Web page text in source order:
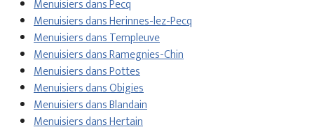
Menuisiers dans Pecq
Menuisiers dans Herinnes-lez-Pecq
Menuisiers dans Templeuve
Menuisiers dans Ramegnies-Chin
Menuisiers dans Pottes
Menuisiers dans Obigies
Menuisiers dans Blandain
Menuisiers dans Hertain